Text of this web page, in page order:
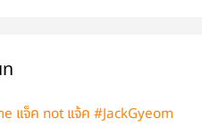
แจ็ค not แจ้ค #JackGyeom